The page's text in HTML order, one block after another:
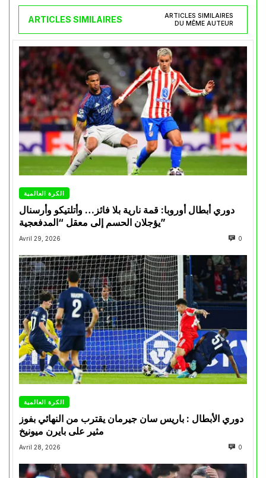
ARTICLES SIMILAIRES
ARTICLES SIMILAIRES
DU MÊME AUTEUR
الكرة العالمية
دوري أبطال أوروبا: قمة نارية بلا فائز… وأتلتيكو وأرسنال
يؤجلان الحسم إلى معقل “المدفعجية”
Avril 29, 2026 0
الكرة العالمية
دوري الأبطال : باريس سان جيرمان يقترب من النهائي بفوز
مثير على بايرن ميونيخ
Avril 28, 2026 0